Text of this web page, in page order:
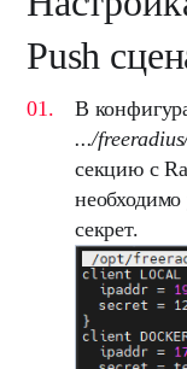
Push
В
.../
секцию с
необходимо
секрет.